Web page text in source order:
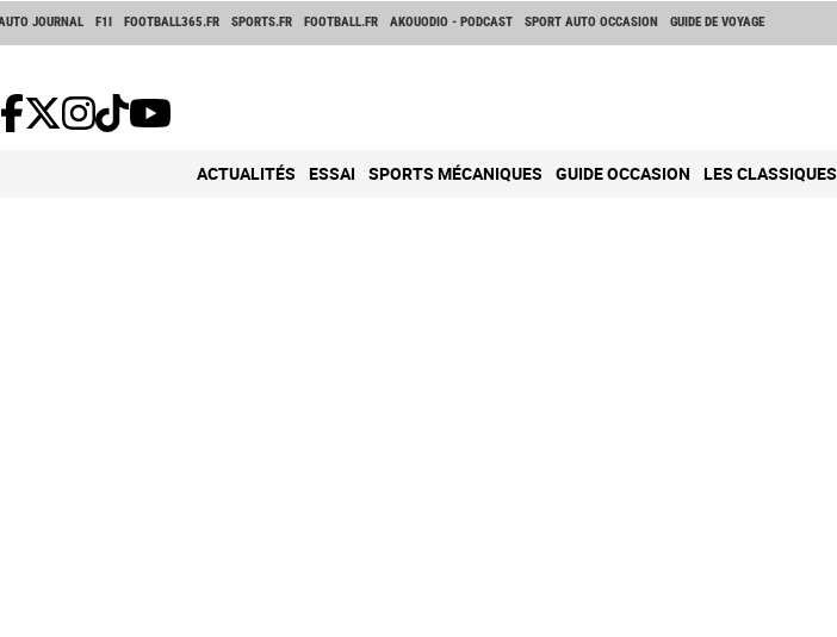
JOURNAL F1I FOOTBALL365.FR SPORTS.FR FOOTBALL.FR AKOUODIO - PODCAST SPORT AUTO OCCASION GUIDE DE VOYAGE
ACTUALITÉS ESSAI SPORTS MÉCANIQUES GUIDE OCCASION LES CLASSIQUES